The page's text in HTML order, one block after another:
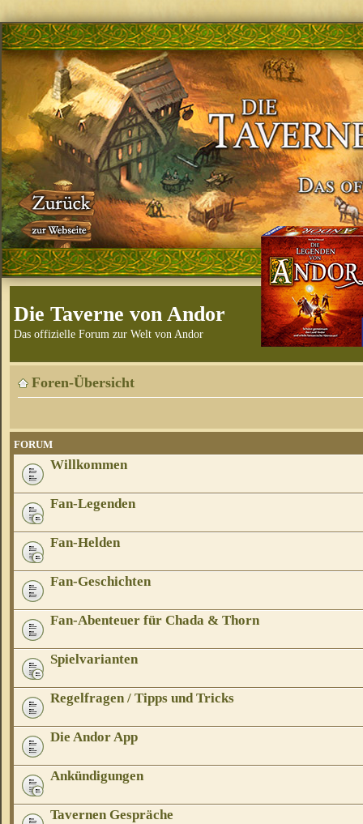
Die Taverne von Andor
Das offizielle Forum zur Welt von Andor
Foren-Übersicht
FORUM
Willkommen
Fan-Legenden
Fan-Helden
Fan-Geschichten
Fan-Abenteuer für Chada & Thorn
Spielvarianten
Regelfragen / Tipps und Tricks
Die Andor App
Ankündigungen
Tavernen Gespräche